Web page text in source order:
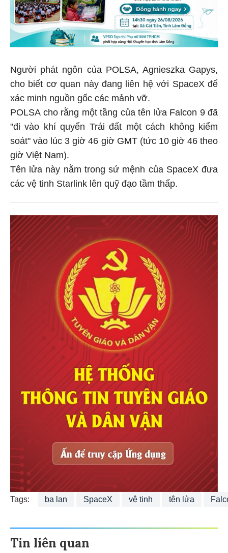
Người phát ngôn của POLSA, Agnieszka Gapys,
cho biết cơ quan này đang liên hệ với SpaceX để
xác minh nguồn gốc các mảnh vỡ.
POLSA cho rằng một tầng của tên lửa Falcon 9 đã
"đi vào khí quyển Trái đất một cách không kiểm
soát" vào lúc 3 giờ 46 giờ GMT (tức 10 giờ 46 theo
giờ Việt Nam).
Tên lửa này nằm trong sứ mệnh của SpaceX đưa
các vệ tinh Starlink lên quỹ đạo tầm thấp.
Tags: ba lan SpaceX vệ tinh tên lửa
Tin liên quan